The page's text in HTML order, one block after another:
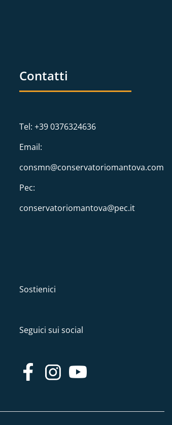
Contatti
Tel: +39 0376324636
Email:
consmn@conservatoriomantova.com
Pec:
conservatoriomantova@pec.it
Sostienici
Seguici sui social